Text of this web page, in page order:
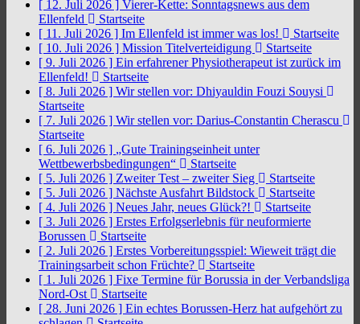
[ 12. Juli 2026 ] Vierer-Kette: Sonntagsnews aus dem
Ellenfeld
Startseite
[ 11. Juli 2026 ] Im Ellenfeld ist immer was los!
Startseite
[ 10. Juli 2026 ] Mission Titelverteidigung
Startseite
[ 9. Juli 2026 ] Ein erfahrener Physiotherapeut ist zurück im
Ellenfeld!
Startseite
[ 8. Juli 2026 ] Wir stellen vor: Dhiyauldin Fouzi Souysi
Startseite
[ 7. Juli 2026 ] Wir stellen vor: Darius-Constantin Cherascu
Startseite
[ 6. Juli 2026 ] „Gute Trainingseinheit unter
Wettbewerbsbedingungen“
Startseite
[ 5. Juli 2026 ] Zweiter Test – zweiter Sieg
Startseite
[ 5. Juli 2026 ] Nächste Ausfahrt Bildstock
Startseite
[ 4. Juli 2026 ] Neues Jahr, neues Glück?!
Startseite
[ 3. Juli 2026 ] Erstes Erfolgserlebnis für neuformierte
Borussen
Startseite
[ 2. Juli 2026 ] Erstes Vorbereitungsspiel: Wieweit trägt die
Trainingsarbeit schon Früchte?
Startseite
[ 1. Juli 2026 ] Fixe Termine für Borussia in der Verbandsliga
Nord-Ost
Startseite
[ 28. Juni 2026 ] Ein echtes Borussen-Herz hat aufgehört zu